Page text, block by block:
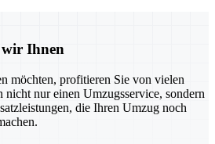
wir Ihnen
möchten, profitieren Sie von vielen
nur einen Umzugsservice, sondern
die Ihren Umzug noch